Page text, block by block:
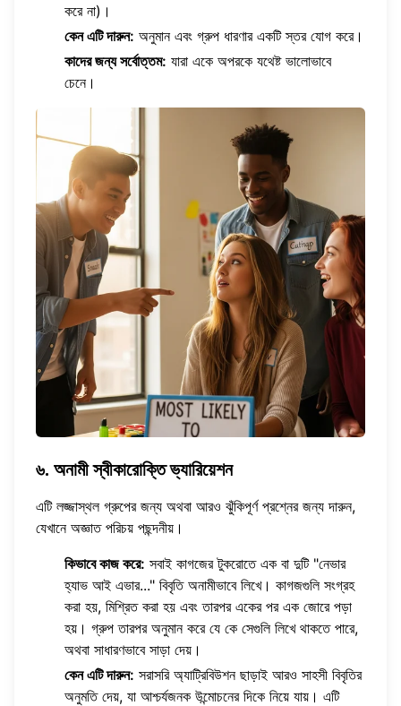
করে না)।
কেন এটি দারুন: অনুমান এবং গ্রুপ ধারণার একটি স্তর যোগ করে।
কাদের জন্য সর্বোত্তম: যারা একে অপরকে যথেষ্ট ভালোভাবে
চেনে।
৬. অনামী স্বীকারোক্তি ভ্যারিয়েশন
এটি লজ্জাস্থল গ্রুপের জন্য অথবা আরও ঝুঁকিপূর্ণ প্রশ্নের জন্য দারুন,
যেখানে অজ্ঞাত পরিচয় পছন্দনীয়।
কিভাবে কাজ করে: সবাই কাগজের টুকরোতে এক বা দুটি "নেভার
হ্যাভ আই এভার..." বিবৃতি অনামীভাবে লিখে। কাগজগুলি সংগ্রহ
করা হয়, মিশ্রিত করা হয় এবং তারপর একের পর এক জোরে পড়া
হয়। গ্রুপ তারপর অনুমান করে যে কে সেগুলি লিখে থাকতে পারে,
অথবা সাধারণভাবে সাড়া দেয়।
কেন এটি দারুন: সরাসরি অ্যাট্রিবিউশন ছাড়াই আরও সাহসী বিবৃতির
অনুমতি দেয়, যা আশ্চর্যজনক উন্মোচনের দিকে নিয়ে যায়। এটি